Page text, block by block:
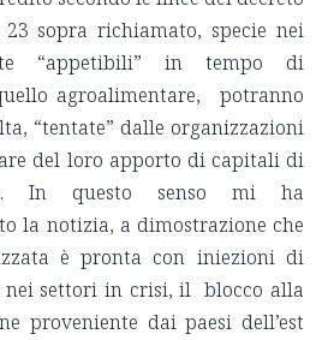
sopra richiamato, specie nei
“appetibili” in tempo di
agroalimentare, potranno
“tentate” dalle organizzazioni
del loro apporto di capitali di
In questo senso mi ha
la notizia, a dimostrazione che
è pronta con iniezioni di
settori in crisi, il blocco alla
proveniente dai paesi dell’est